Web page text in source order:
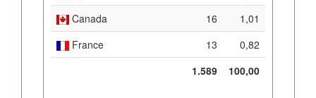
Canada
16
1,01
France
13
0,82
1.589
100,00